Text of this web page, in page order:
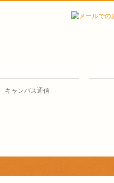
キャンバス通信